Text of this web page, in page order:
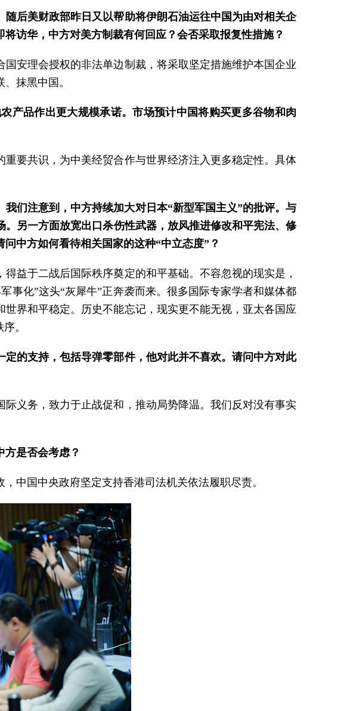
后美财政部昨日又以帮助将伊朗石油运往中国为由对相关企
访华，中方对美方制裁有何回应？会否采取报复性措施？
安理会授权的非法单边制裁，将采取坚定措施维护本国企业
抹黑中国。
产品作出更大规模承诺。市场预计中国将购买更多谷物和肉
要共识，为中美经贸合作与世界经济注入更多稳定性。具体
们注意到，中方持续加大对日本“新型军国主义”的批评。与
另一方面放宽出口杀伤性武器，放风推进修改和平宪法、修
中方如何看待相关国家的这种“中立态度”？
益于二战后国际秩序奠定的和平基础。不容忽视的现实是，
事化”这头“灰犀牛”正奔袭而来。很多国际专家学者和媒体都
界和平稳定。历史不能忘记，现实更不能无视，亚太各国应
。
的支持，包括导弹零部件，他对此并不喜欢。请问中方对此
义务，致力于止战促和，推动局势降温。我们反对没有事实
是否会考虑？
中国中央政府坚定支持香港司法机关依法履职尽责。